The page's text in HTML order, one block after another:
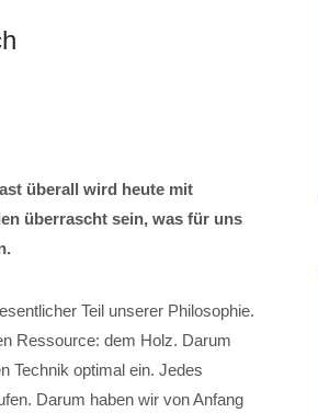
überall wird heute mit
überrascht sein, was für uns
Teil unserer Philosophie.
Ressource: dem Holz. Darum
Technik optimal ein. Jedes
Darum haben wir von Anfang